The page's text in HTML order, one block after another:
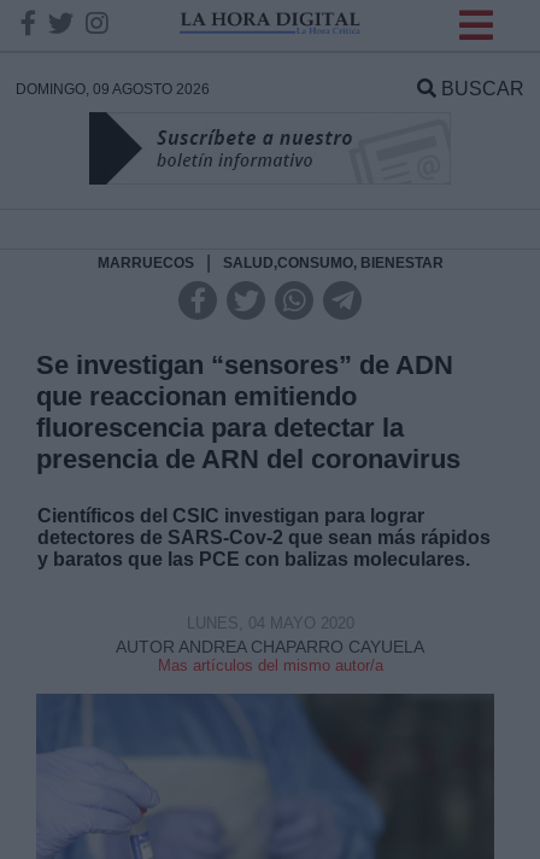
DOMINGO, 09 AGOSTO 2026 BUSCAR
MARRUECOS SALUD,CONSUMO, BIENESTAR
Se investigan “sensores” de ADN
que reaccionan emitiendo
fluorescencia para detectar la
presencia de ARN del coronavirus
Científicos del CSIC investigan para lograr
detectores de SARS-Cov-2 que sean más rápidos
y baratos que las PCE con balizas moleculares.
AUTOR ANDREA CHAPARRO CAYUELA
Mas artículos del mismo autor/a
LUNES, 04 MAYO 2020
DATOS
Responsable:
Legitimación: